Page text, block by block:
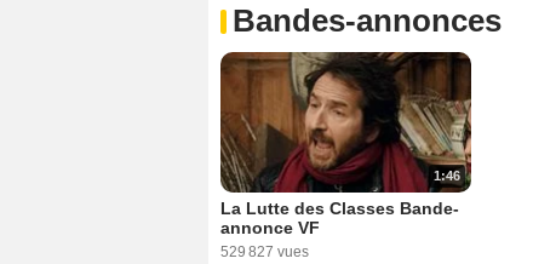
Bandes-annonces
1:46
La Lutte des Classes Bande-
annonce VF
529 827 vues